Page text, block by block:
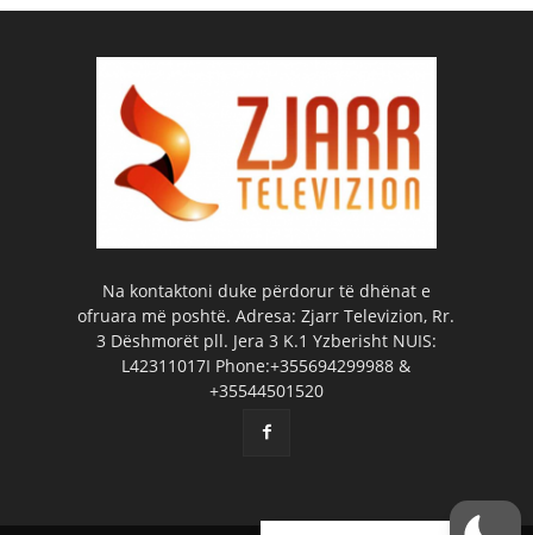
Na kontaktoni duke përdorur të dhënat e
ofruara më poshtë. Adresa: Zjarr Televizion, Rr.
3 Dëshmorët pll. Jera 3 K.1 Yzberisht NUIS:
L42311017I Phone:+355694299988 &
+35544501520